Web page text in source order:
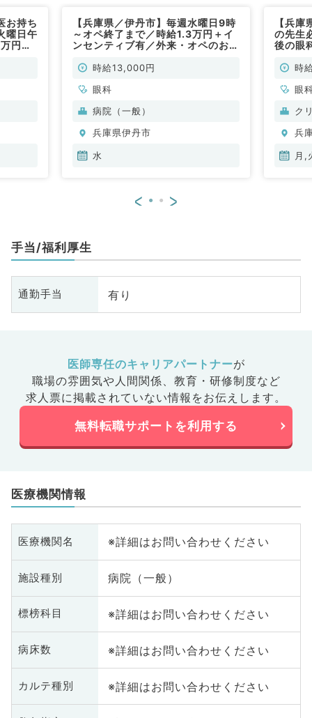
お持ち
曜日午
円～
【兵庫県／伊丹市】毎週水曜日9時
～オペ終了まで／時給1.3万円＋イ
ンセンティブ有／外来・オペのお仕
時給13,000円
眼科
病院（一般）
兵庫県伊丹市
水
【兵
の先生
後の眼
勤）時
眼
ク
兵
月,
< >
手当/福利厚生
通勤手当 有り
医師専任のキャリアパートナーが
職場の雰囲気や人間関係、 教育・研修制度など
求人票に掲載されていない情報をお伝えします。
無料転職サポートを利用する
医療機関情報
医療機関名 ※詳細はお問い合わせください
施設種別 病院（一般）
標榜科目 ※詳細はお問い合わせください
病床数 ※詳細はお問い合わせください
カルテ種別 ※詳細はお問い合わせください